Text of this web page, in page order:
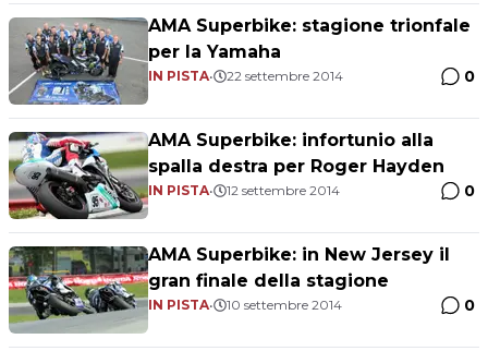
AMA Superbike: stagione trionfale
per la Yamaha
IN PISTA• 22 settembre 2014 0
AMA Superbike: infortunio alla
spalla destra per Roger Hayden
IN PISTA• 12 settembre 2014 0
AMA Superbike: in New Jersey il
gran finale della stagione
IN PISTA• 10 settembre 2014 0